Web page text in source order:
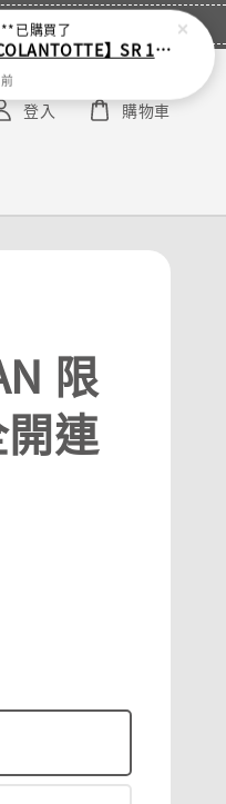
登入 購物車
限
連
已購買了
【COLANTOTTE】SR 140 NEXT 運動機能磁石項圈